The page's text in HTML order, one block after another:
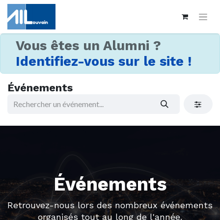
Vous êtes un Alumni ?
Identifiez-vous sur le site !
Événements
Événements
Retrouvez-nous lors des nombreux événements
organisés tout au long de l'année.